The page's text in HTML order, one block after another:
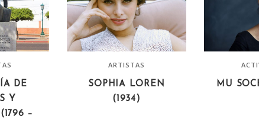
DE
Y
–
ARTISTAS
SOPHIA LOREN
(1934)
MU